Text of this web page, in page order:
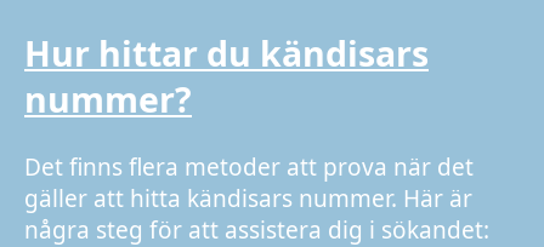
Hur hittar du kändisars
nummer?
Det finns flera metoder att prova när det
gäller att hitta kändisars nummer. Här är
några steg för att assistera dig i sökandet: